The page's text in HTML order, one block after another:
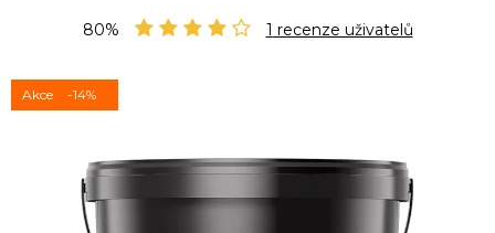
80% 1 recenze uživatelů
Akce -14%